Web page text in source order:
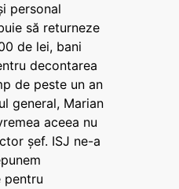
personal
să returneze
de lei, bani
decontarea
de peste un an
general, Marian
aceea nu
șef. ISJ ne-a
pentru